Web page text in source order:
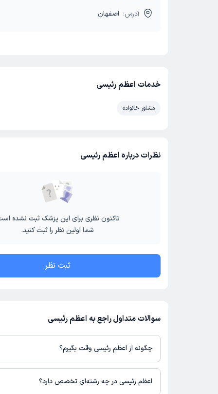
آدرس: اصفهان
خدمات اعظم رئیسی
مشاور خانواده
نظرات درباره اعظم رئیسی
تاکنون نظری برای این پزشک ثبت نشده
شما اولین نظر را ثبت کنید.
ثبت نظر
سوالات متداول راجع به اعظم رئیسی
چگونه از اعظم رئیسی وقت بگیرم؟
در صورتی کهاعظم رئیسیدارای پروفایل فعال و نوبت‌دهی باز در
می‌توانید از طریق این پلتفرم برای دریافت نوبت اقدام کنید. در صورت
پزشک در دکترتو، امکان مشاهده نوبت‌های آزاد، آدرس مطب، شماره
اعظم رئیسی در چه رشته‌ای تخصص دارد؟